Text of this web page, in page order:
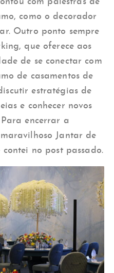
com palestras de
como o decorador
Outro ponto sempre
que oferece aos
de se conectar com
de casamentos de
estratégias de
e conhecer novos
encerrar a
Jantar de
no post passado.